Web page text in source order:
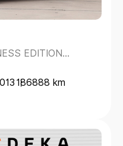
EDITION
186888 km